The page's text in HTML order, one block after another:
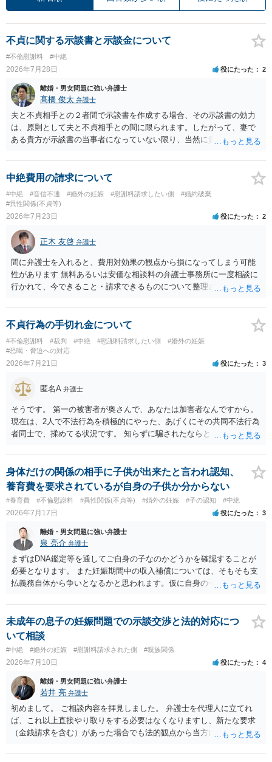
不貞に関する示談書と示談金について
#不倫慰謝料 #中絶
2026年7月28日 役にたった 2
離婚・男女問題に強い弁護士
髙橋 俊太 弁護士
夫と不貞相手との２者間で示談書を作成する場合、その示談書の効力
は、原則として夫と不貞相手との間に限られます。したがって、妻で
ある貴方が示談書の当事者になっていない限り、当然に貴方の不貞慰
避けるためには、示談書の中に「本示談は夫と不貞相手との間の清算
に限るものであり、妻の不貞相手に対する慰謝料請求権を放棄・制限
するものではない」旨を明記しておく方が安全です。また、清算条項
を入れる場合にも、「夫と不貞相手との間に限る」と対象を明確にす
べきです。 他方、不貞相手が夫から示談金を受け取る場合、その名目
手側から「すでに夫との間で一定の清算がされている」「夫側から支
払を受けた」などと（その当否は別として）反論等されてこじれてし
まう可能性があります。そのため、示談金の趣旨、清算対象、妻の請
求権への影響を明確にしておくことが重要です。示談金１８０万円の
妥当性については、中絶、精神的苦痛、通院・治療の有無、診断内
絶について双方同意があったとしても、身体的・精神的負担が考慮さ
れることはありますが、夫が当初から離婚できないと伝えていた事情
があるなら、結婚期待を理由とする損害については争い得る部分もあ
ります。 なお、貴方から不貞相手へ請求する慰謝料額は、夫が不貞相
手に支払う示談金額だけで決まるものではありません。不貞期間、回
数、婚姻期間、夫婦関係への影響、離婚・別居の有無、相手方の認識
等によって判断されます。 今後の状況等に応じて、弁護士への個別相
談も検討なさった方がよいでしょう。
中絶費用の請求について
#中絶 #音信不通 #婚外の妊娠 #慰謝料請求したい側
#婚約破棄
#異性関係(不貞等)
2026年7月23日 役にたった 2
正木 友啓 弁護士
間に弁護士を入れると、費用対効果の観点から損になってしまう可能
性があります 無料あるいは安価な相談料の弁護士事務所に一度相談に
行かれて、今できること・請求できるものについて整理されるのがよ
不貞行為の手切れ金について
#不倫慰謝料 #裁判 #中絶 #慰謝料請求したい側
#婚外の妊娠
#恐喝・脅迫への対応
2026年7月21日 役にたった 3
匿名A 弁護士
そうです。 第一の被害者が奥さんで、あなたは加害者なんですから。
現在は、2人で不法行為を積極的にやった、あげくにその共同不法行為
者同士で、揉めてる状況です。 知らずに騙されたならともか
というだけですから。
身体だけの関係の相手に子供が出来たと言われ認知、
養育費を要求されているが自身の子供か分からない
#養育費 #不倫慰謝料 #異性関係(不貞等) #婚外の妊娠 #子の認知 #中絶
2026年7月17日 役にたった 3
離婚・男女問題に強い弁護士
泉 亮介 弁護士
まずはDNA鑑定等を通してご自身の子なのかどうかを確認することが
必要となります。 また妊娠期間中の収入補償については、そもそも支
払義務自体から争いとなるかと思われます。仮に自身の子であったと
相手に弁護士がついているということであれば、依頼をするかしない
かは別として一度ご自身も個別に弁護士に相談をされたほうが良いで
しょう。
未成年の息子の妊娠問題での示談交渉と法的対応につ
いて相談
#中絶 #婚外の妊娠 #慰謝料請求された側 #親族関係
2026年7月10日 役にたった 4
離婚・男女問題に強い弁護士
若井 亮 弁護士
初めまして。 ご相談内容を拝見しました。 弁護士を代理人に立てれ
ば、これ以上直接やり取りをする必要はなくなりますし、新たな要求
（金銭請求を含む）があった場合でも法的観点から当方に支払うべき
いのであれば、基本的にはご自身で対応していくことになります。 こ